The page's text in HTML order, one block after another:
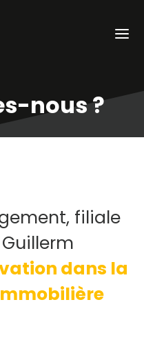
nous ?
filiale
dans la